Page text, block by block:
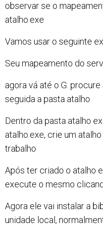
observar se o
atalho.exe
Vamos usar o seguinte
Seu mapeamento do
agora vá até o G:
seguida a pasta atalho
Dentro da pasta atalho
atalho.exe, crie um
trabalho
Após ter criado o atalho
execute o mesmo
Agora ele vai instalar a
unidade local,